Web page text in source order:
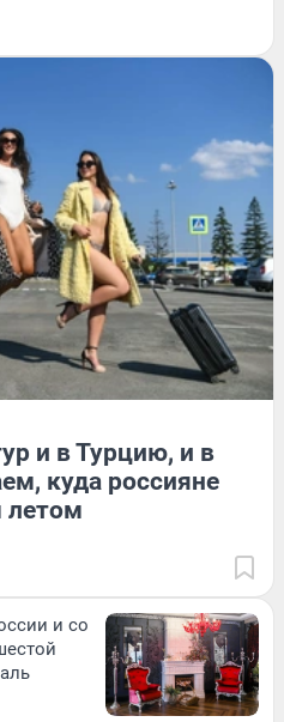
и в Турцию, и в
куда россияне
летом
и со